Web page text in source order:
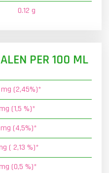
0.12 g
PER 100 ML
(2,45%)*
(1,5 %)*
(4,5%)*
( 2,13 %)*
(0,5 %)*